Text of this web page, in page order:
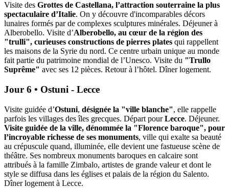
Visite des Grottes de Castellana, l’attraction souterraine la plus
spectaculaire d’Italie. On y découvre d'incomparables décors
lunaires formés par de complexes sculptures minérales. Déjeuner à
Alberobello. Visite d’Alberobello, au cœur de la région des
"trulli", curieuses constructions de pierres plates qui rappellent
les maisons de la Syrie du nord. Ce centre urbain unique au monde
fait partie du patrimoine mondial de l’Unesco. Visite du "Trullo
Suprême" avec ses 12 pièces. Retour à l’hôtel. Dîner logement.
Jour 6 • Ostuni - Lecce
Visite guidée d’Ostuni, désignée la "ville blanche", elle rappelle
parfois les villages des îles grecques. Départ pourLecce. Déjeuner.
Visite guidée de la ville, dénommée la "Florence baroque", pour
l’incroyable richesse de ses monuments, ville qui exalte sa beauté
au crépuscule quand, illuminée, elle devient une fastueuse scène de
théâtre. Ses nombreux monuments baroques en calcaire sont
attribués à la famille Zimbalo, artistes de grande valeur et dont le
style se diffusa dans les églises et palais de la région du Salento.
Dîner logement à Lecce.